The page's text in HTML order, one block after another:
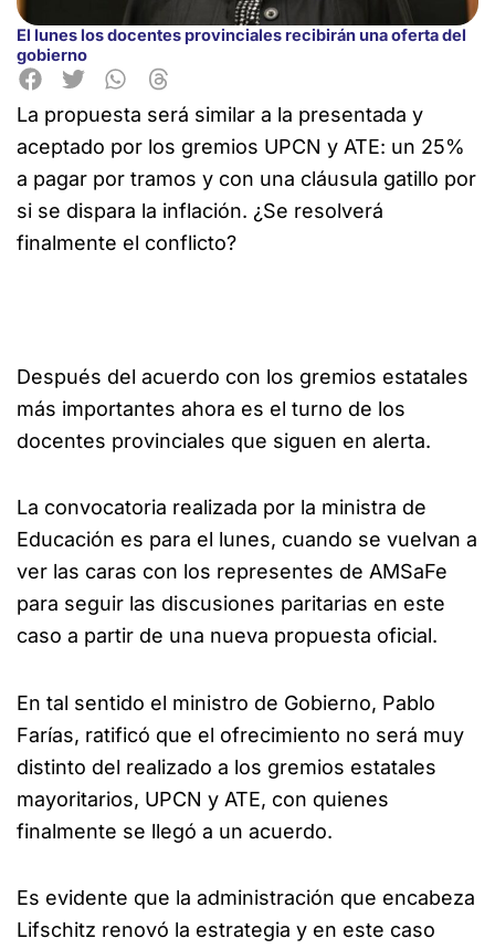
El lunes los docentes provinciales recibirán una oferta del
gobierno
La propuesta será similar a la presentada y
aceptado por los gremios UPCN y ATE: un 25%
a pagar por tramos y con una cláusula gatillo por
si se dispara la inflación. ¿Se resolverá
finalmente el conflicto?
Después del acuerdo con los gremios estatales
más importantes ahora es el turno de los
docentes provinciales que siguen en alerta.
La convocatoria realizada por la ministra de
Educación es para el lunes, cuando se vuelvan a
ver las caras con los representes de AMSaFe
para seguir las discusiones paritarias en este
caso a partir de una nueva propuesta oficial.
En tal sentido el ministro de Gobierno, Pablo
Farías, ratificó que el ofrecimiento no será muy
distinto del realizado a los gremios estatales
mayoritarios, UPCN y ATE, con quienes
finalmente se llegó a un acuerdo.
Es evidente que la administración que encabeza
Lifschitz renovó la estrategia y en este caso